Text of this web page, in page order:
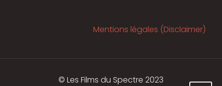
Mentions légales (Disclaimer)
© Les Films du Spectre 2023